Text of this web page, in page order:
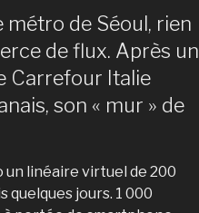
métro de Séoul, rien
de flux. Après un
Carrefour Italie
son « mur » de
un linéaire virtuel de 200
quelques jours. 1 000